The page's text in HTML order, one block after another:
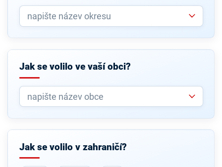
Jak se volilo ve vaší obci?
Jak se volilo v zahraničí?